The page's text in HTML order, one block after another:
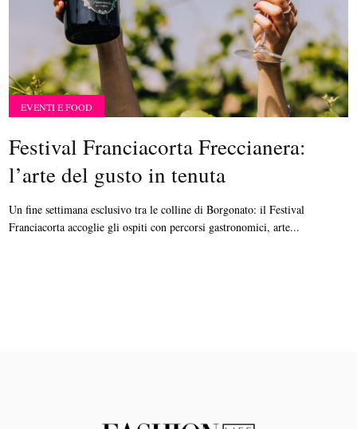
EVENTI E FOOD
Festival Franciacorta Freccianera:
l’arte del gusto in tenuta
Un fine settimana esclusivo tra le colline di Borgonato: il Festival
Franciacorta accoglie gli ospiti con percorsi gastronomici, arte...